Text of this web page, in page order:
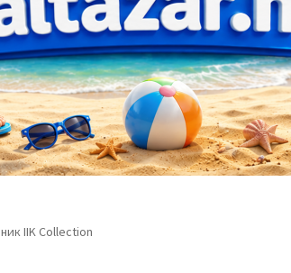
IIK Collection